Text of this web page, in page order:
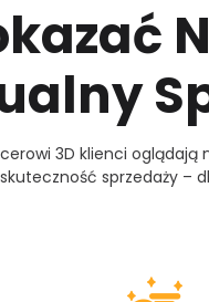
3D klienci
sprzedaży –